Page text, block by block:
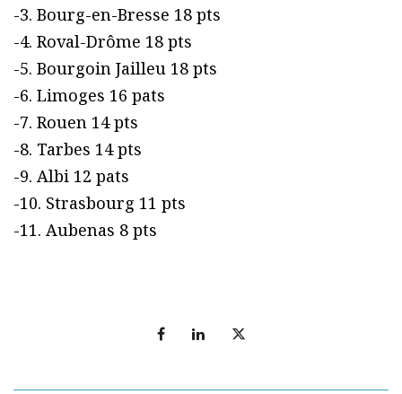
-3. Bourg-en-Bresse 18 pts
-4. Roval-Drôme 18 pts
-5. Bourgoin Jailleu 18 pts
-6. Limoges 16 pats
-7. Rouen 14 pts
-8. Tarbes 14 pts
-9. Albi 12 pats
-10. Strasbourg 11 pts
-11. Aubenas 8 pts